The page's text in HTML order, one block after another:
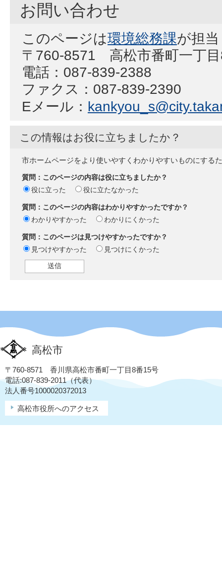
お問い合わせ
このページは環境総務課が担
〒760-8571 高松市番町一丁
電話：087-839-2388
ファクス：087-839-2390
Eメール：
この情報はお役に立ちましたか？
市ホームページをより使いやすくわかりやすいものにする
質問：このページの内容は役に立ちましたか？
役に立った
役に立たなかった
質問：このページの内容はわかりやすかったですか？
わかりやすかった
わかりにくかった
質問：このページは見つけやすかったですか？
見つけやすかった
見つけにくかった
高松市
〒760-8571 香川県高松市番町一丁目8番15号
電話:087-839-2011（代表）
法人番号1000020372013
高松市役所へのアクセス